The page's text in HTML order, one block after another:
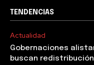
TENDENCIAS
Actualidad
Gobernaciones
buscan